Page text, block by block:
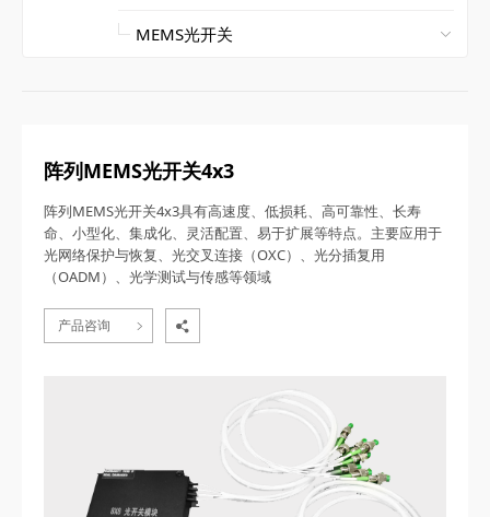
阵列MEMS光开关4x3
阵列MEMS光开关4x3具有高速度、低损耗、高可靠性、长寿
命、小型化、集成化、灵活配置、易于扩展等特点。主要应用于
光网络保护与恢复、光交叉连接（OXC）、光分插复用
（OADM）、光学测试与传感等领域
产品咨询